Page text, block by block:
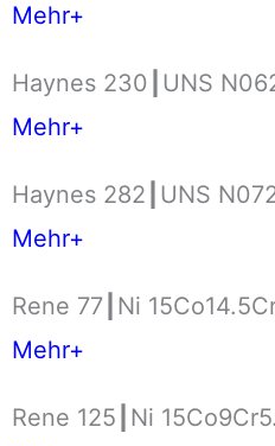
Mehr+
Haynes 230┃UNS
Mehr+
Haynes 282┃UNS
Mehr+
Rene 77┃Ni
Mehr+
Rene 125┃Ni